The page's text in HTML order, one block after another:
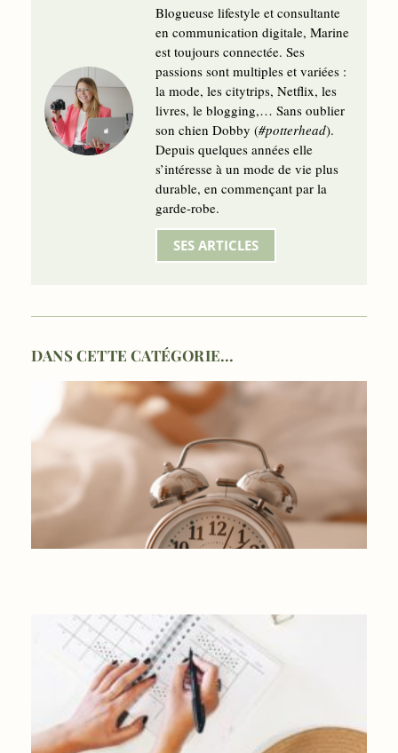
Blogueuse lifestyle et consultante
en communication digitale, Marine
est toujours connectée. Ses
passions sont multiples et variées :
la mode, les citytrips, Netflix, les
livres, le blogging,… Sans oublier
son chien Dobby (#potterhead).
Depuis quelques années elle
s’intéresse à un mode de vie plus
durable, en commençant par la
garde-robe.
SES ARTICLES
DANS CETTE CATÉGORIE...